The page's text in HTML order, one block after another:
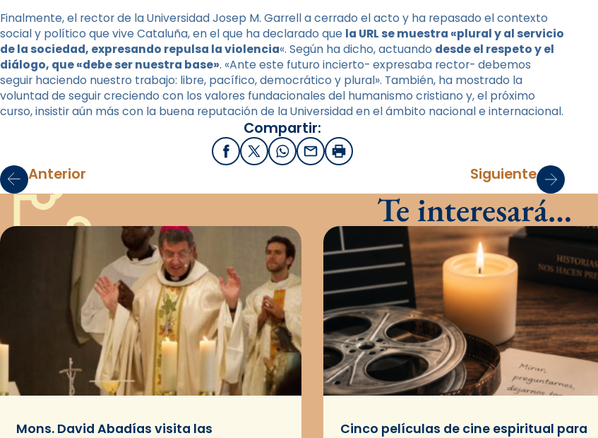
Finalmente, el rector de la Universidad Josep M. Garrell a cerrado el acto y ha repasado el contexto
social y político que vive Cataluña, en el que ha declarado que la URL se muestra «plural y al servicio
de la sociedad, expresando repulsa la violencia«. Según ha dicho, actuando desde el respeto y el
diálogo, que «debe ser nuestra base». «Ante este futuro incierto- expresaba rector- debemos
seguir haciendo nuestro trabajo: libre, pacífico, democrático y plural». También, ha mostrado la
voluntad de seguir creciendo con los valores fundacionales del humanismo cristiano y, el próximo
curso, insistir aún más con la buena reputación de la Universidad en el ámbito nacional e internacional.
Compartir:
FacebookX / Twitter
WhatsApp
EmailImprimir
Anterior Siguiente
Te interesará…
Mons. David Abadías visita las
Cinco películas de cine espiritual para